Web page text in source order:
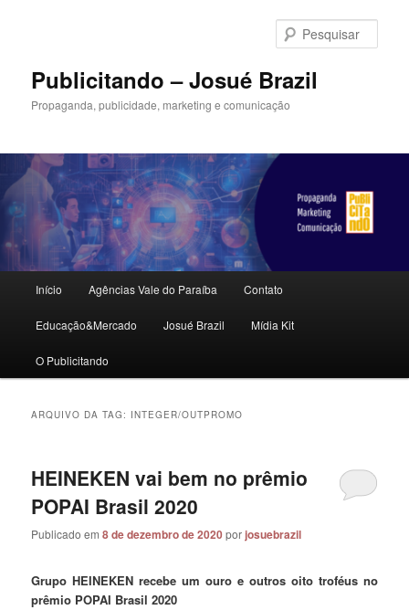
principal
secundárioPublicitando – Josué Brazil
Propaganda, publicidade, marketing e comunicação
principal
Início Agências Vale do Paraíba Contato
Educação&Mercado Josué Brazil Mídia Kit
O Publicitando
ARQUIVO DA TAG: INTEGER/OUTPROMO
HEINEKEN vai bem no prêmio
POPAI Brasil 2020
Publicado em8 de dezembro de 2020porjosuebrazil
Grupo HEINEKEN recebe um ouro e outros oito troféus no
prêmio POPAI Brasil 2020